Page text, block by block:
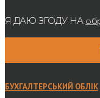
Я ДАЮ ЗГОДУ НА
БУХГАЛТЕРСЬКИЙ ОБЛІК